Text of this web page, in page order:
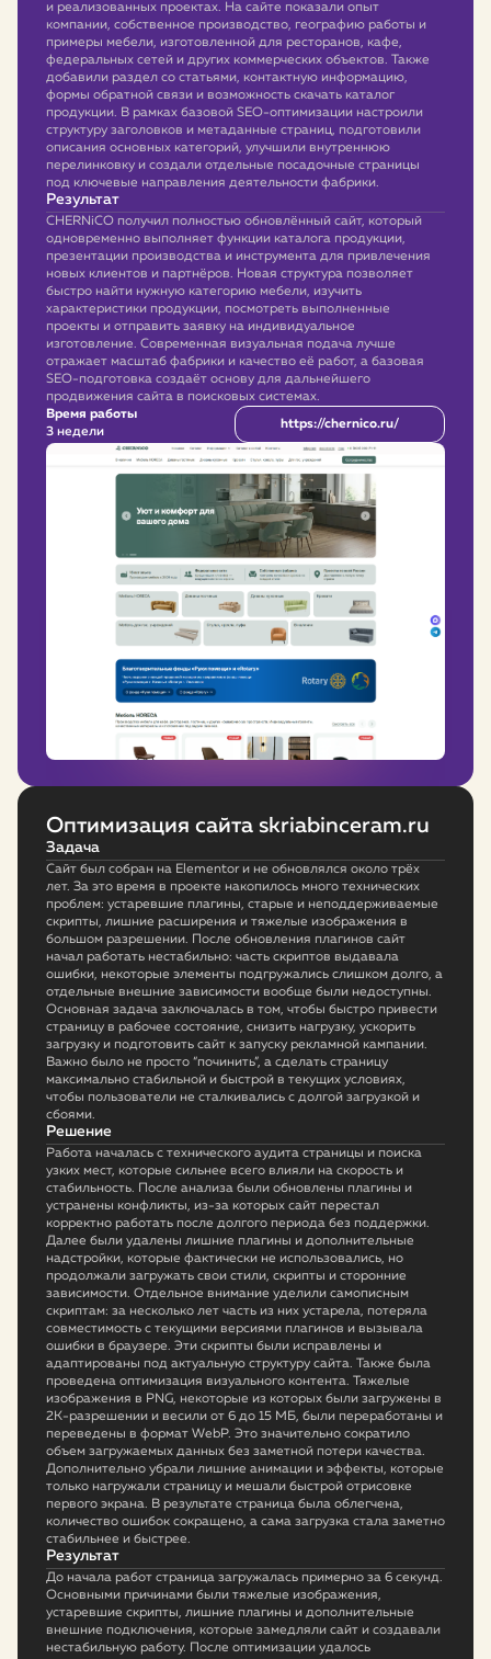
и реализованных проектах. На сайте показали опыт
компании, собственное производство, географию работы и
примеры мебели, изготовленной для ресторанов, кафе,
федеральных сетей и других коммерческих объектов. Также
добавили раздел со статьями, контактную информацию,
формы обратной связи и возможность скачать каталог
продукции. В рамках базовой SEO-оптимизации настроили
структуру заголовков и метаданные страниц, подготовили
описания основных категорий, улучшили внутреннюю
перелинковку и создали отдельные посадочные страницы
под ключевые направления деятельности фабрики.
Результат
CHERNiCO получил полностью обновлённый сайт, который
одновременно выполняет функции каталога продукции,
презентации производства и инструмента для привлечения
новых клиентов и партнёров. Новая структура позволяет
быстро найти нужную категорию мебели, изучить
характеристики продукции, посмотреть выполненные
проекты и отправить заявку на индивидуальное
изготовление. Современная визуальная подача лучше
отражает масштаб фабрики и качество её работ, а базовая
SEO-подготовка создаёт основу для дальнейшего
продвижения сайта в поисковых системах.
Время работы
3 недели
https://chernico.ru/
Оптимизация сайта skriabinceram.ru
Задача
Сайт был собран на Elementor и не обновлялся около трёх
лет. За это время в проекте накопилось много технических
проблем: устаревшие плагины, старые и неподдерживаемые
скрипты, лишние расширения и тяжелые изображения в
большом разрешении. После обновления плагинов сайт
начал работать нестабильно: часть скриптов выдавала
ошибки, некоторые элементы подгружались слишком долго, а
отдельные внешние зависимости вообще были недоступны.
Основная задача заключалась в том, чтобы быстро привести
страницу в рабочее состояние, снизить нагрузку, ускорить
загрузку и подготовить сайт к запуску рекламной кампании.
Важно было не просто “починить”, а сделать страницу
максимально стабильной и быстрой в текущих условиях,
чтобы пользователи не сталкивались с долгой загрузкой и
сбоями.
Решение
Работа началась с технического аудита страницы и поиска
узких мест, которые сильнее всего влияли на скорость и
стабильность. После анализа были обновлены плагины и
устранены конфликты, из-за которых сайт перестал
корректно работать после долгого периода без поддержки.
Далее были удалены лишние плагины и дополнительные
надстройки, которые фактически не использовались, но
продолжали загружать свои стили, скрипты и сторонние
зависимости. Отдельное внимание уделили самописным
скриптам: за несколько лет часть из них устарела, потеряла
совместимость с текущими версиями плагинов и вызывала
ошибки в браузере. Эти скрипты были исправлены и
адаптированы под актуальную структуру сайта. Также была
проведена оптимизация визуального контента. Тяжелые
изображения в PNG, некоторые из которых были загружены в
2K-разрешении и весили от 6 до 15 МБ, были переработаны и
переведены в формат WebP. Это значительно сократило
объем загружаемых данных без заметной потери качества.
Дополнительно убрали лишние анимации и эффекты, которые
только нагружали страницу и мешали быстрой отрисовке
первого экрана. В результате страница была облегчена,
количество ошибок сокращено, а сама загрузка стала заметно
стабильнее и быстрее.
Результат
До начала работ страница загружалась примерно за 6 секунд.
Основными причинами были тяжелые изображения,
устаревшие скрипты, лишние плагины и дополнительные
внешние подключения, которые замедляли сайт и создавали
нестабильную работу. После оптимизации удалось